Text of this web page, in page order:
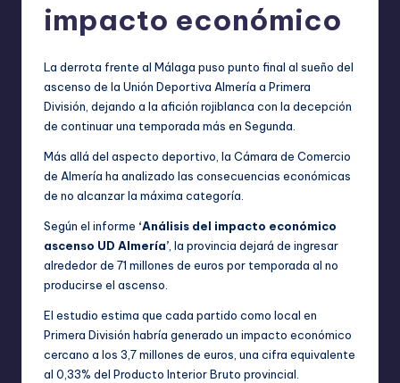
impacto económico
La derrota frente al Málaga puso punto final al sueño del
ascenso de la Unión Deportiva Almería a Primera
División, dejando a la afición rojiblanca con la decepción
de continuar una temporada más en Segunda.
Más allá del aspecto deportivo, la Cámara de Comercio
de Almería ha analizado las consecuencias económicas
de no alcanzar la máxima categoría.
Según el informe ‘Análisis del impacto económico
ascenso UD Almería’, la provincia dejará de ingresar
alrededor de 71 millones de euros por temporada al no
producirse el ascenso.
El estudio estima que cada partido como local en
Primera División habría generado un impacto económico
cercano a los 3,7 millones de euros, una cifra equivalente
al 0,33% del Producto Interior Bruto provincial.